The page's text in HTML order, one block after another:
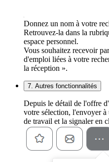
Donnez un nom à votre
Retrouvez-la dans la
espace personnel.
Vous souhaitez recevoir
d'emploi liées à votre
la réception ».
7. Autres fonctionnalités
Depuis le détail de l'offre
votre sélection, l'envoyer
de travail et la signaler en